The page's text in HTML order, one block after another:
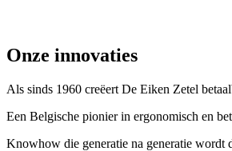
Onze innovaties
Als sinds 1960 creëert De Eiken Zetel
Een Belgische pionier in ergonomisch en
Knowhow die generatie na generatie wordt